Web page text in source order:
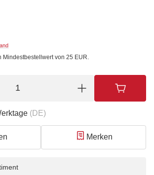
Mindestbestellwert von 25 EUR.
(DE)
Merken